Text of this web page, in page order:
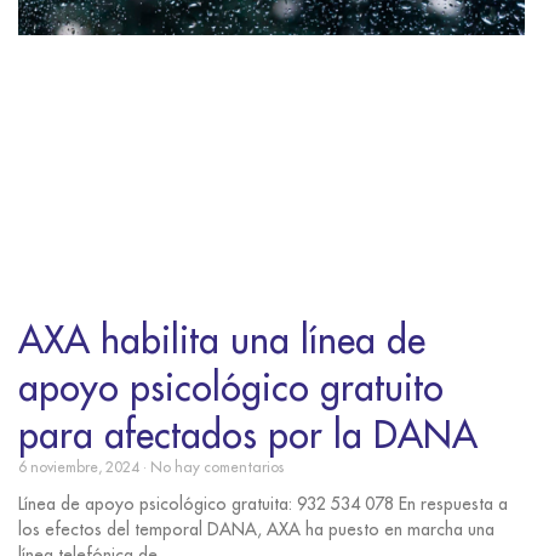
AXA habilita una línea de
apoyo psicológico gratuito
para afectados por la DANA
6 noviembre, 2024 No hay comentarios
Línea de apoyo psicológico gratuita: 932 534 078 En respuesta a
los efectos del temporal DANA, AXA ha puesto en marcha una